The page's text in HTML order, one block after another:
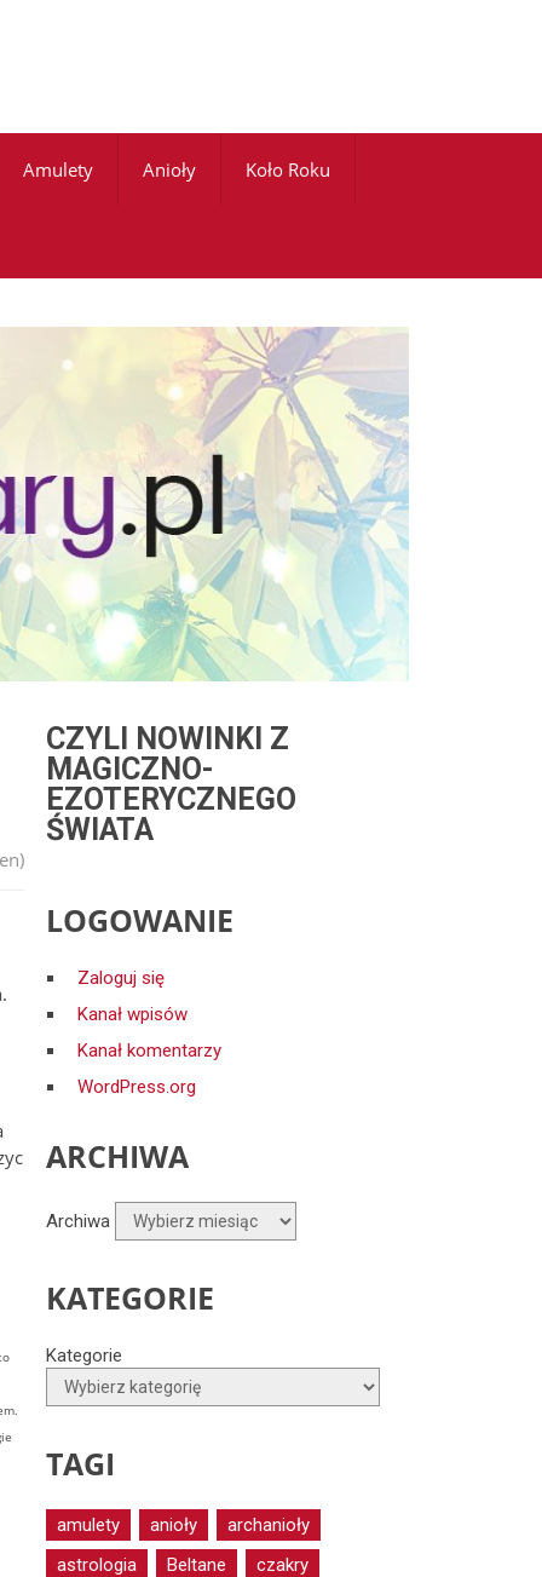
Amulety Anioły Koło Roku
CZYLI NOWINKI Z
MAGICZNO-
EZOTERYCZNEGO
ŚWIATA
LOGOWANIE
Zaloguj się
Kanał wpisów
Kanał komentarzy
WordPress.org
ARCHIWA
Archiwa
KATEGORIE
Kategorie
TAGI
amulety anioły
archanioły
astrologia
Beltane
czakry